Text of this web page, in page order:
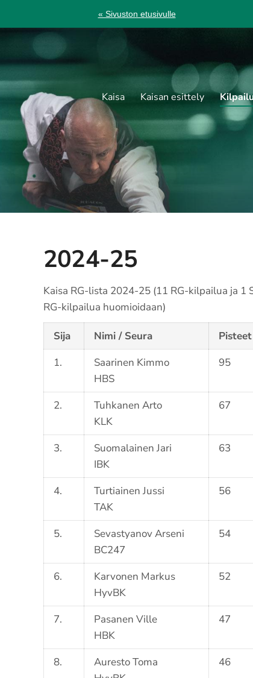
« Sivuston etusivulle
Kaisa Kaisan esittely
2024-25
Kaisa RG-lista 2024-25 (11 RG-kilpailua ja 1
RG-kilpailua huomioidaan)
Sija Nimi / Seura Pisteet
1.
Saarinen Kimmo
HBS
95
2.
Tuhkanen Arto
KLK
67
3.
Suomalainen Jari
IBK
63
4.
Turtiainen Jussi
TAK
56
5.
Sevastyanov Arseni
BC247
54
6.
Karvonen Markus
HyvBK
52
7.
Pasanen Ville
HBK
47
8.
Auresto Toma
46